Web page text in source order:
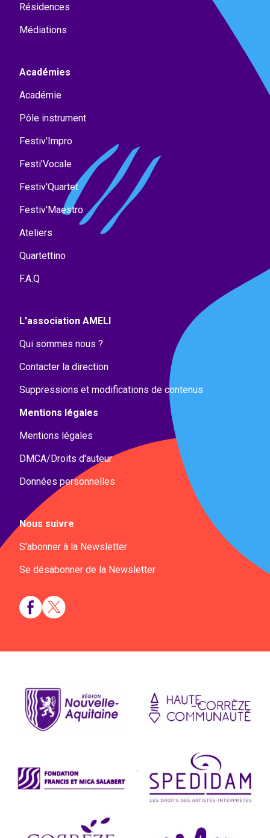
Résidences
Médiations
Académies
Académie
Pôle instrument
Festiv'Impro
Festi'Vocale
Festiv'Quartet
Festiv'Maestro
Ateliers
Quartettino
F.A.Q
L'association AMELI
Qui sommes nous ?
Contacter la direction
Suppressions et modifications de contenus
Mentions légales
Mentions légales
DMCA/Droits d'auteur
Données personnelles
Nous suivre
S'abonner à la Newsletter
Se désabonner de la Newsletter